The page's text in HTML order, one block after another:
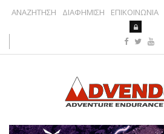
ΑΝΑΖΗΤΗΣΗ ΔΙΑΦΗΜΙΣΗ ΕΠΙΚΟΙΝΩΝΙΑ